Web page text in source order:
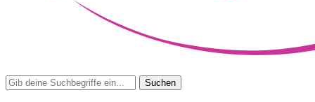
Search